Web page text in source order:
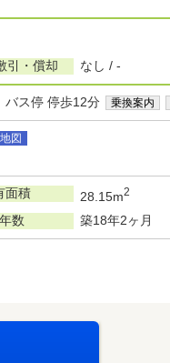
引・償却 なし / -
バス停 停歩12分 乗換案内
図
面積 28.15m2
数 築18年2ヶ月